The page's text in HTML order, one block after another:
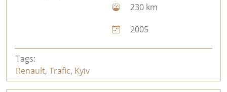
230 km
2005
Tags:
Renault, Trafic, Kyiv